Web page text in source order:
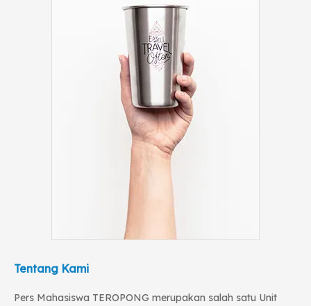
Tentang Kami
Pers Mahasiswa TEROPONG merupakan salah satu Unit